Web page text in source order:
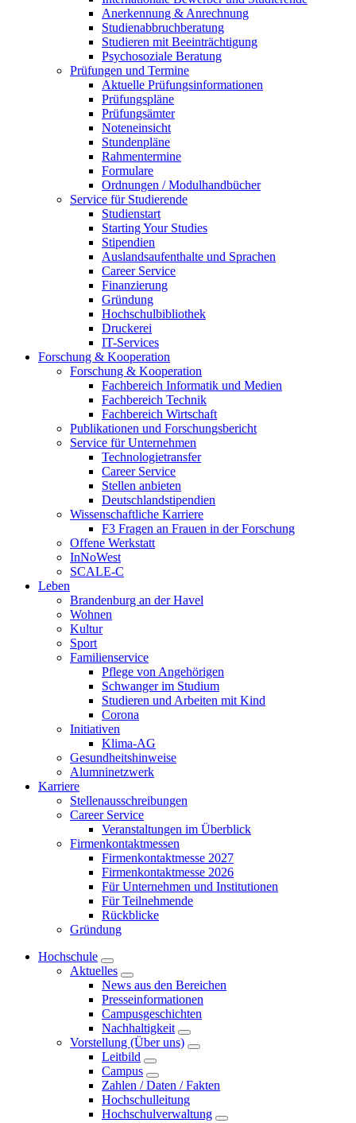
Anerkennung & Anrechnung
Studienabbruchberatung
Studieren mit Beeinträchtigung
Psychosoziale Beratung
Prüfungen und Termine
Aktuelle Prüfungsinformationen
Prüfungspläne
Prüfungsämter
Noteneinsicht
Stundenpläne
Rahmentermine
Formulare
Ordnungen / Modulhandbücher
Service für Studierende
Studienstart
Starting Your Studies
Stipendien
Auslandsaufenthalte und Sprachen
Career Service
Finanzierung
Gründung
Hochschulbibliothek
Druckerei
IT-Services
Forschung & Kooperation
Forschung & Kooperation
Fachbereich Informatik und Medien
Fachbereich Technik
Fachbereich Wirtschaft
Publikationen und Forschungsbericht
Service für Unternehmen
Technologietransfer
Career Service
Stellen anbieten
Deutschlandstipendien
Wissenschaftliche Karriere
F3 Fragen an Frauen in der Forschung
Offene Werkstatt
InNoWest
SCALE-C
Leben
Brandenburg an der Havel
Wohnen
Kultur
Sport
Familienservice
Pflege von Angehörigen
Schwanger im Studium
Studieren und Arbeiten mit Kind
Corona
Initiativen
Klima-AG
Gesundheitshinweise
Alumninetzwerk
Karriere
Stellenausschreibungen
Career Service
Veranstaltungen im Überblick
Firmenkontaktmessen
Firmenkontaktmesse 2027
Firmenkontaktmesse 2026
Für Unternehmen und Institutionen
Für Teilnehmende
Rückblicke
Gründung
Hochschule
Aktuelles
News aus den Bereichen
Presseinformationen
Campusgeschichten
Nachhaltigkeit
Vorstellung (Über uns)
Leitbild
Campus
Zahlen / Daten / Fakten
Hochschulleitung
Hochschulverwaltung